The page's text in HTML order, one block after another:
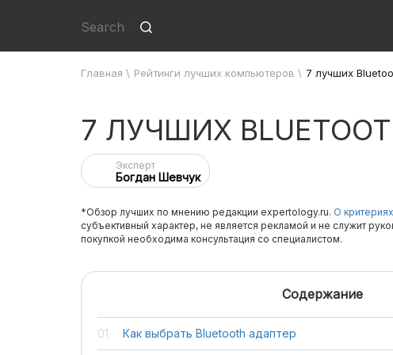
Главная \ Рейтинги лучших компьютеров \ 7 лучших
7 ЛУЧШИХ
Эксперт
Богдан Шевчук
*Обзор лучших по мнению редакции expertology.ru. О
субъективный характер, не является рекламой и не служит
покупкой необходима консультация со специалистом.
Содержание
Как выбрать Bluetooth адаптер